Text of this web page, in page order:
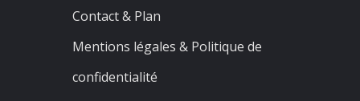
Contact & Plan
Mentions légales & Politique de
confidentialité